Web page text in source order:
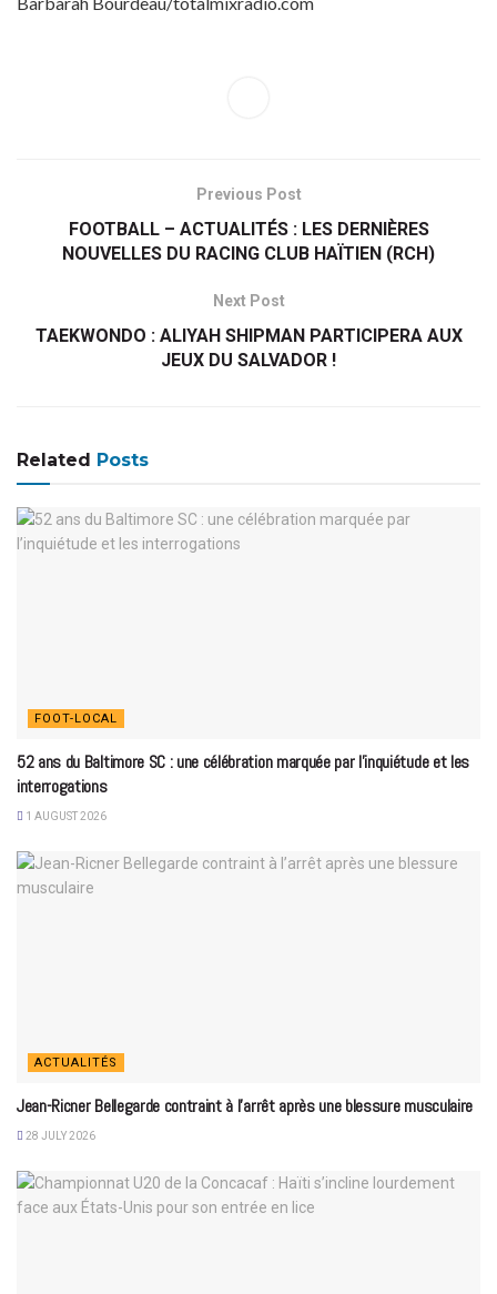
Previous Post
FOOTBALL – ACTUALITÉS : LES DERNIÈRES
NOUVELLES DU RACING CLUB HAÏTIEN (RCH)
Next Post
TAEKWONDO : ALIYAH SHIPMAN PARTICIPERA AUX
JEUX DU SALVADOR !
Related Posts
FOOT-LOCAL
52 ans du Baltimore SC : une célébration marquée par l’inquiétude et les
interrogations
1 AUGUST 2026
ACTUALITÉS
Jean-Ricner Bellegarde contraint à l’arrêt après une blessure musculaire
28 JULY 2026